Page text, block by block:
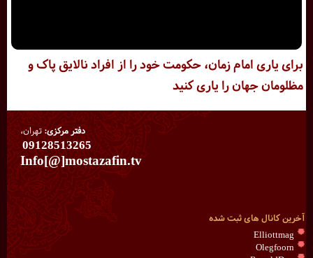
برای یاری امام زمان، حکومت خود را از افراد نالایق پاک و
مظلومان جهان را یاری کنید
دفتر مرکزی:تهران،
09128513265
Info[@]mostazafin.tv
آخرین کانال های ثبت شده
Elliottmag
Olegfoorn